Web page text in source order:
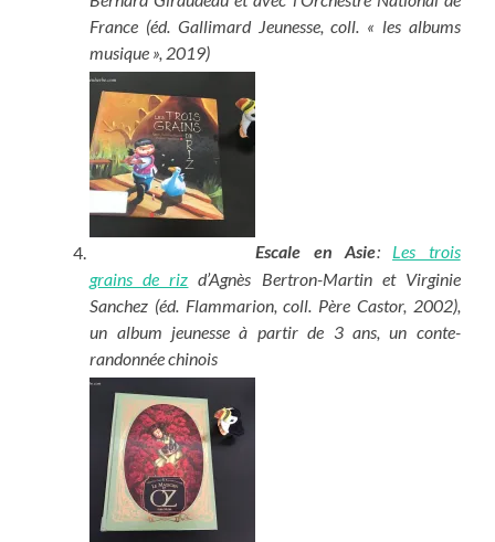
France (éd. Gallimard Jeunesse, coll. « les albums
musique », 2019)
Escale en Asie: Les trois
grains de riz d’Agnès Bertron-Martin et Virginie
Sanchez (éd. Flammarion, coll. Père Castor, 2002),
un album jeunesse à partir de 3 ans, un conte-
randonnée chinois